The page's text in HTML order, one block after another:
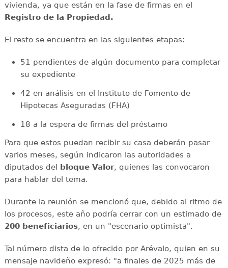
vivienda, ya que están en la fase de firmas en el
Registro de la Propiedad.
El resto se encuentra en las siguientes etapas:
51 pendientes de algún documento para completar
su expediente
42 en análisis en el Instituto de Fomento de
Hipotecas Aseguradas (FHA)
18 a la espera de firmas del préstamo
Para que estos puedan recibir su casa deberán pasar
varios meses, según indicaron las autoridades a
diputados del bloque Valor, quienes las convocaron
para hablar del tema.
Durante la reunión se mencionó que, debido al ritmo de
los procesos, este año podría cerrar con un estimado de
200 beneficiarios, en un "escenario optimista".
Tal número dista de lo ofrecido por Arévalo, quien en su
mensaje navideño expresó: "a finales de 2025 más de